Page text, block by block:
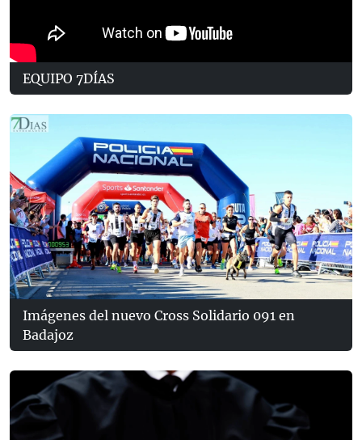
EQUIPO 7DÍAS
Imágenes del nuevo Cross Solidario 091 en
Badajoz